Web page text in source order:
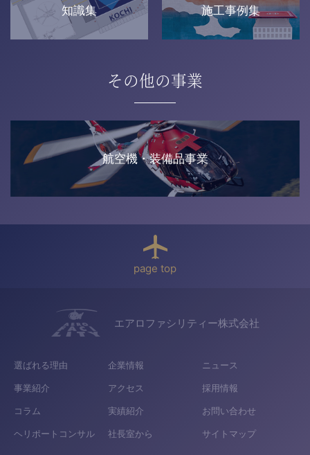
知識集
施工事例集
その他の事業
航空機・装備品事業
page top
エアロファシリティー株式会社
選ばれる理由 企業情報 ニュース
事業紹介 アクセス 採用情報
コラム 実績紹介 お問い合わせ
ヘリポートコンサル 社長室から サイトマップ